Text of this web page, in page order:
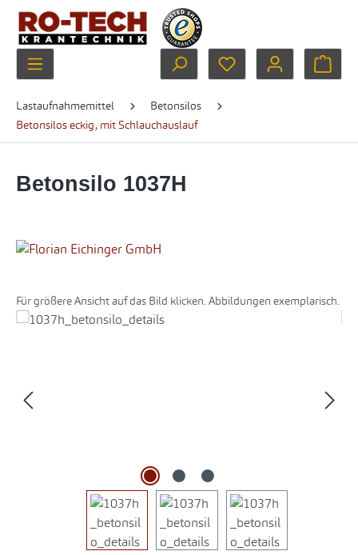
Zum Hauptinhalt springen
Du hast 0 Produkte
Lastaufnahmemittel
Betonsilos
Betonsilos eckig, mit Schlauchauslauf
Betonsilo 1037H
Für größere Ansicht auf das Bild klicken. Abbildungen exemplarisch.
Bildergalerie überspringen